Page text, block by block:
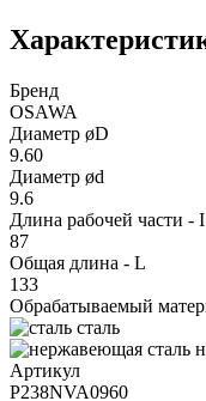
Бренд
OSAWA
Диаметр øD
9.60
Диаметр ød
9.6
Длина рабочей части - I
87
Общая длина - L
133
Обрабатываемый
сталь
Артикул
P238NVA0960